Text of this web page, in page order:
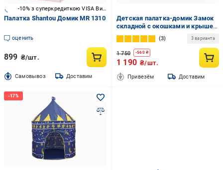
-10% з суперкредиткою VISA Вигода
Палатка Shantou Домик MR 1310
оценить
899 ₴/шт.
Cамовывоз Доставим
Детская палатка-домик Замок
складной с окошками и крышей
Бежевый (2746978182)
3 3 варианта
1 750 -560₴
1 190 ₴/шт.
Привезём Доставим